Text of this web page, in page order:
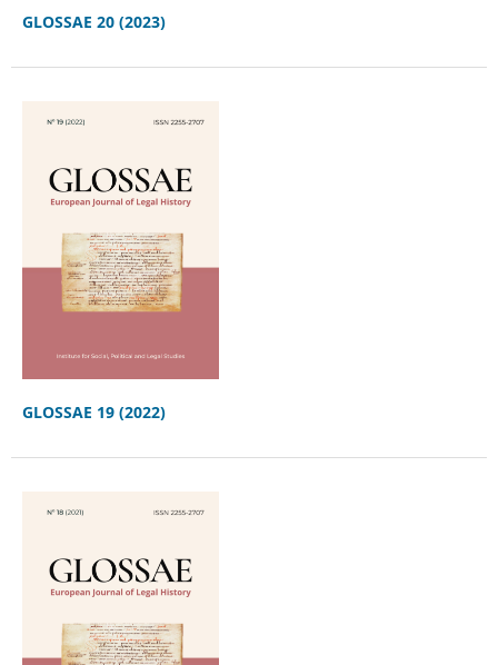
GLOSSAE 20 (2023)
GLOSSAE 19 (2022)